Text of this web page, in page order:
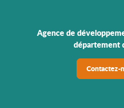
Agence de
département
Contactez-